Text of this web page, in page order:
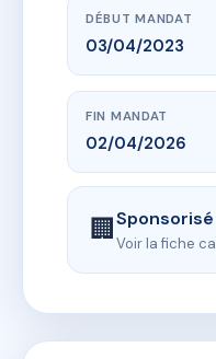
DÉBUT MANDAT
03/04/2023
FIN MANDAT
02/04/2026
🏢Sponsorisé
Voir la fiche